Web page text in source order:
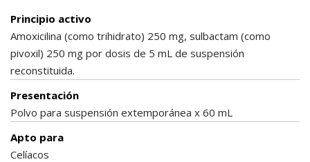
Principio activo
Amoxicilina (como trihidrato) 250 mg, sulbactam (como
pivoxil) 250 mg por dosis de 5 mL de suspensión
reconstituida.
Presentación
Polvo para suspensión extemporánea x 60 mL
Apto para
Celíacos